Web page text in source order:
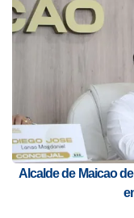
Alcalde de Maicao